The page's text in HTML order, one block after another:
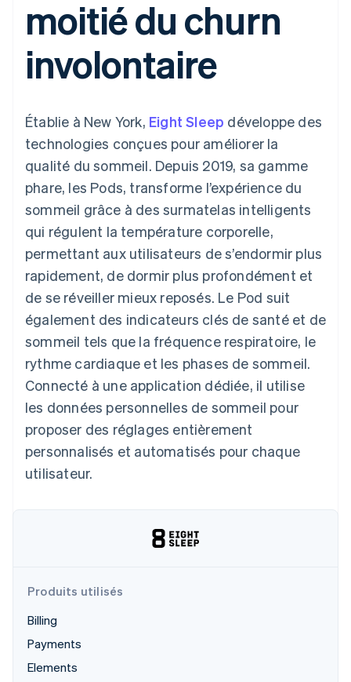
Moyens de
paiement
de 125
Terminal
Authorization
Acceptation
optimisée
Paiements
accélérés
Connections
Comptes
associés
Recognition
Comptabilité
automatisée
Stripe Sigma
Rapports
personnalisés
des données
Plus
Product roadmap
Découvrez les prochaines évolutions
Radar
Prévention de la fraude
Atlas
Constitution de start-up
Élimination du carbone
Découvrez comment Stripe construit l’infrastructure
l’application
Marketplaces
Gestion financière
Plateformes
SaaS
Par secteur
Entreprises d'IA
Économie des
créateurs
Jeux
loisirs
Assurance
Médias et
divertissements
Organisations à but
non lucratif
Services aux
entreprises
Secteur public
Commerce en ligne
Partenaires
Gérer des
abonnements
Proposer une
facturation à l'usage
Émettre des cartes
bancaires adossées à
services avec des
agents
Ressources
Intégrations
d'applications
Exemples de code
Blog des développeurs
État de l'API
Entreprise
Feuille de route
produits
Sessions : conférence
Communiqués de
Stripe Press
Contact
Contacter notre équipe
Devenir partenaire
moitié du churn
involontaire
Établie à New York, Eight Sleep développe des
technologies conçues pour améliorer la
qualité du sommeil. Depuis 2019, sa gamme
phare, les Pods, transforme l’expérience du
sommeil grâce à des surmatelas intelligents
qui régulent la température corporelle,
permettant aux utilisateurs de s’endormir plus
rapidement, de dormir plus profondément et
de se réveiller mieux reposés. Le Pod suit
également des indicateurs clés de santé et de
sommeil tels que la fréquence respiratoire, le
rythme cardiaque et les phases de sommeil.
Connecté à une application dédiée, il utilise
les données personnelles de sommeil pour
proposer des réglages entièrement
personnalisés et automatisés pour chaque
utilisateur.
Produits utilisés
Billing
Payments
Elements